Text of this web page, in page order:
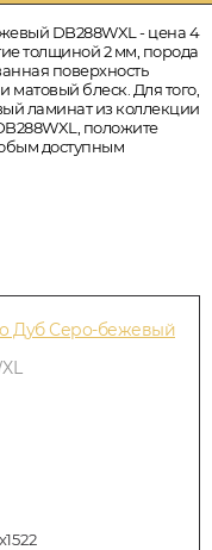
DB288WXL - цена 4
толщиной 2 мм, порода
поверхность
матовый блеск. Для того,
ламинат из коллекции
положите
доступным
Дуб Серо-бежевый